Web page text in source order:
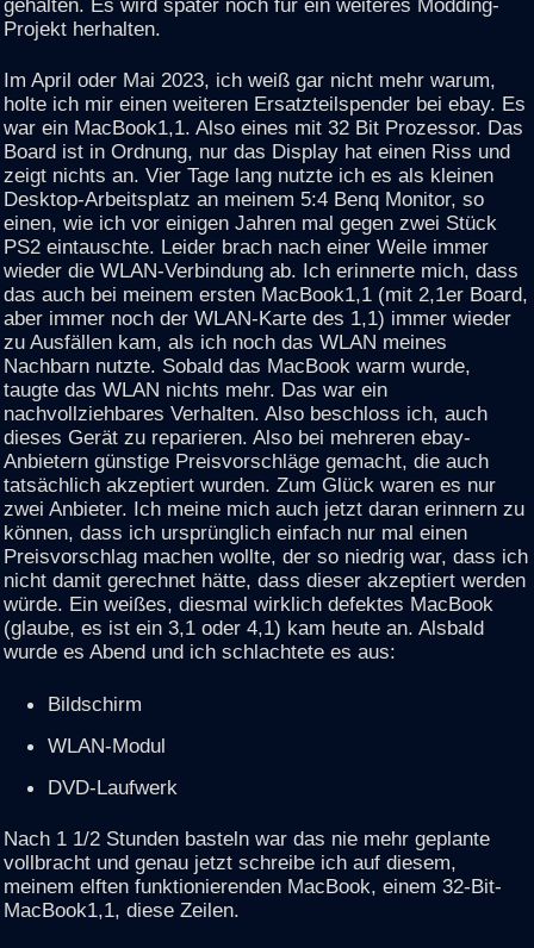
Projekt herhalten.
Im April oder Mai 2023, ich weiß gar nicht mehr warum,
holte ich mir einen weiteren Ersatzteilspender bei ebay. Es
war ein MacBook1,1. Also eines mit 32 Bit Prozessor. Das
Board ist in Ordnung, nur das Display hat einen Riss und
zeigt nichts an. Vier Tage lang nutzte ich es als kleinen
Desktop-Arbeitsplatz an meinem 5:4 Benq Monitor, so
einen, wie ich vor einigen Jahren mal gegen zwei Stück
PS2 eintauschte. Leider brach nach einer Weile immer
wieder die WLAN-Verbindung ab. Ich erinnerte mich, dass
das auch bei meinem ersten MacBook1,1 (mit 2,1er Board,
aber immer noch der WLAN-Karte des 1,1) immer wieder
zu Ausfällen kam, als ich noch das WLAN meines
Nachbarn nutzte. Sobald das MacBook warm wurde,
taugte das WLAN nichts mehr. Das war ein
nachvollziehbares Verhalten. Also beschloss ich, auch
dieses Gerät zu reparieren. Also bei mehreren ebay-
Anbietern günstige Preisvorschläge gemacht, die auch
tatsächlich akzeptiert wurden. Zum Glück waren es nur
zwei Anbieter. Ich meine mich auch jetzt daran erinnern zu
können, dass ich ursprünglich einfach nur mal einen
Preisvorschlag machen wollte, der so niedrig war, dass ich
nicht damit gerechnet hätte, dass dieser akzeptiert werden
würde. Ein weißes, diesmal wirklich defektes MacBook
(glaube, es ist ein 3,1 oder 4,1) kam heute an. Alsbald
wurde es Abend und ich schlachtete es aus:
Bildschirm
WLAN-Modul
DVD-Laufwerk
Nach 1 1/2 Stunden basteln war das nie mehr geplante
vollbracht und genau jetzt schreibe ich auf diesem,
meinem elften funktionierenden MacBook, einem 32-Bit-
MacBook1,1, diese Zeilen.